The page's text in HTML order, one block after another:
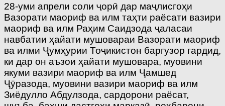
28-уми апрели соли ҷорӣ дар маҷлисгоҳи
Вазорати маориф ва илм таҳти раёсати вазири
маориф ва илм Раҳим Саидзода ҷаласаи
навбатии ҳайати мушовараи Вазорати маориф
ва илми Ҷумҳурии Тоҷикистон баргузор гардид,
ки дар он аъзои ҳайати мушовара, муовини
якуми вазири маориф ва илм Ҷамшед
Ҷӯразода, муовини вазири маориф ва илм
Зиёдулло Абдулзода, сардорони раёсат,